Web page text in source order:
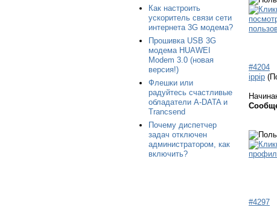
Как настроить
ускоритель связи сети
интернета 3G модема?
Прошивка USB 3G
модема HUAWEI
Modem 3.0 (новая
версия!)
Флешки или
радуйтесь счастливые
обладатели A-DATA и
Trancsend
Почему диспетчер
задач отключен
администратором, как
включить?
#4204
ippip
#4297